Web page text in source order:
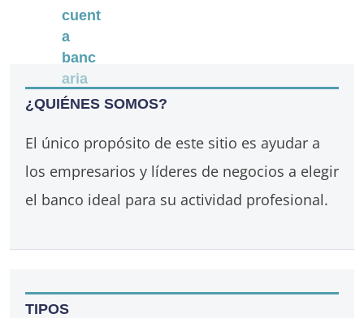
¿QUIÉNES SOMOS?
El único propósito de este sitio es ayudar a
los empresarios y líderes de negocios a elegir
el banco ideal para su actividad profesional.
TIPOS